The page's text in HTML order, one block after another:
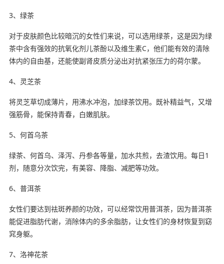
3、绿茶
对于皮肤颜色比较暗沉的女性们来说，可以选用绿茶，这是因为绿
茶中含有强效的抗氧化剂儿茶酚以及维生素C，他们能有效的清除
体内的自由基，还能使副肾皮质分泌出对抗紧张压力的荷尔蒙。
4、灵芝茶
将灵芝草切成薄片，用沸水冲泡，加绿茶饮用。既补精益气，又增
强筋骨，能保持青春，白嫩肌肤。
5、何首乌茶
绿茶、何首乌、泽泻、丹参各等量，加水共煎，去渣饮用。每日1
剂，随意分次饮完，有美容、降脂、减肥等功效。
6、普洱茶
女性们要达到祛斑养颜的功效，可以经常饮用普洱茶，因为普洱茶
能促进脂肪代谢，消除体内的多余脂肪，让女性们的身材恢复到窈
窕身躯。
7、洛神花茶